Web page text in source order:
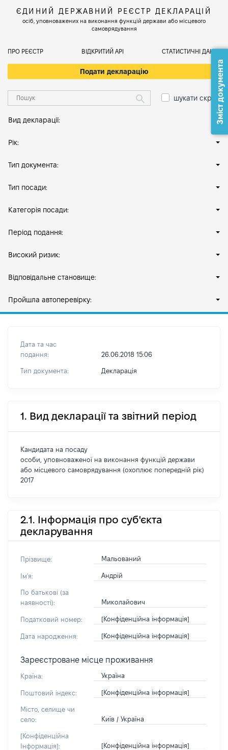
ЄДИНИЙ ДЕРЖАВНИЙ РЕЄСТР ДЕКЛАРАЦІЙ
осіб, уповноважених на виконання функцій держави або місцевого
самоврядування
ПРО РЕЄСТР ВІДКРИТИЙ АРІ СТАТИСТИЧНІ ДАНІ
Подати декларацію
шукати скрізь
Вид декларації:
Рік:
Тип документа:
Тип посади:
Категорія посади:
Період подання:
Високий ризик:
Відповідальне становище:
Пройшла автоперевірку:
Дата та час
подання:
26.06.2018 15:06
Тип документа: Декларація
1. Вид декларації та звітний період
Кандидата на посаду
особи, уповноваженої на виконання функцій держави
або місцевого самоврядування (охоплює попередній рік)
2017
2.1. Інформація про суб'єкта
декларування
Прізвище: Мальований
Ім'я: Андрій
По батькові (за
наявності):
Миколайович
Податковий номер: [Конфіденційна інформація]
Дата народження: [Конфіденційна інформація]
Зареєстроване місце проживання
Країна: Україна
Поштовий індекс: [Конфіденційна інформація]
Місто, селище чи
село:
Київ / Україна
[Конфіденційна
Інформація]:
[Конфіденційна інформація]
Зміст документа